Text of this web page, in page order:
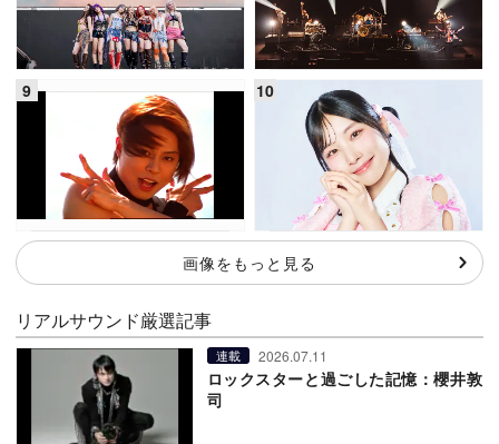
画像をもっと見る
リアルサウンド厳選記事
連載 2026.07.11
ロックスターと過ごした記憶：櫻井敦
司